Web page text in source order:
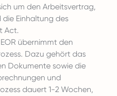
um den Arbeitsvertrag,
Einhaltung des
Act.
übernimmt den
Dazu gehört das
Dokumente sowie die
und
dauert 1-2 Wochen,